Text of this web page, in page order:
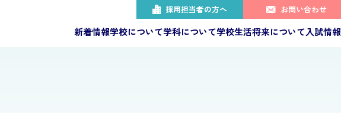
採用担当者の方へ お問い合わせ
新着情報学校について学科について学校生活将来について入試情報